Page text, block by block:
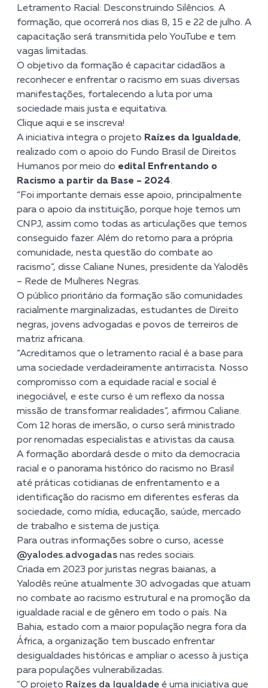
Letramento Racial: Desconstruindo Silêncios. A
formação, que ocorrerá nos dias 8, 15 e 22 de julho. A
capacitação será transmitida pelo YouTube e tem
vagas limitadas.
O objetivo da formação é capacitar cidadãos a
reconhecer e enfrentar o racismo em suas diversas
manifestações, fortalecendo a luta por uma
sociedade mais justa e equitativa.
Clique aqui e se inscreva!
A iniciativa integra o projeto Raízes da Igualdade,
realizado com o apoio do Fundo Brasil de Direitos
Humanos por meio do edital Enfrentando o
Racismo a partir da Base – 2024.
“Foi importante demais esse apoio, principalmente
para o apoio da instituição, porque hoje temos um
CNPJ, assim como todas as articulações que temos
conseguido fazer. Além do retorno para a própria
comunidade, nesta questão do combate ao
racismo”, disse Caliane Nunes, presidente da Yalodês
– Rede de Mulheres Negras.
O público prioritário da formação são comunidades
racialmente marginalizadas, estudantes de Direito
negras, jovens advogadas e povos de terreiros de
matriz africana.
“Acreditamos que o letramento racial é a base para
uma sociedade verdadeiramente antirracista. Nosso
compromisso com a equidade racial e social é
inegociável, e este curso é um reflexo da nossa
missão de transformar realidades”, afirmou Caliane.
Com 12 horas de imersão, o curso será ministrado
por renomadas especialistas e ativistas da causa.
A formação abordará desde o mito da democracia
racial e o panorama histórico do racismo no Brasil
até práticas cotidianas de enfrentamento e a
identificação do racismo em diferentes esferas da
sociedade, como mídia, educação, saúde, mercado
de trabalho e sistema de justiça.
Para outras informações sobre o curso, acesse
@yalodes.advogadas nas redes sociais.
Criada em 2023 por juristas negras baianas, a
Yalodês reúne atualmente 30 advogadas que atuam
no combate ao racismo estrutural e na promoção da
igualdade racial e de gênero em todo o país. Na
Bahia, estado com a maior população negra fora da
África, a organização tem buscado enfrentar
desigualdades históricas e ampliar o acesso à justiça
para populações vulnerabilizadas.
“O projeto Raízes da Igualdade é uma iniciativa que